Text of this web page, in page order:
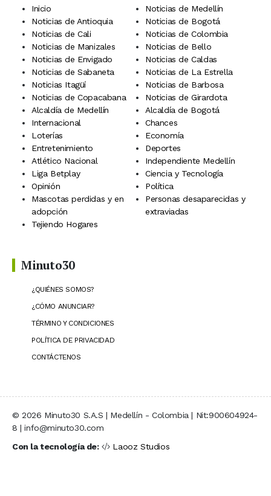
Inicio
Noticias de Medellín
Noticias de Antioquia
Noticias de Bogotá
Noticias de Cali
Noticias de Colombia
Noticias de Manizales
Noticias de Bello
Noticias de Envigado
Noticias de Caldas
Noticias de Sabaneta
Noticias de La Estrella
Noticias Itagüí
Noticias de Barbosa
Noticias de Copacabana
Noticias de Girardota
Alcaldía de Medellín
Alcaldía de Bogotá
Internacional
Chances
Loterías
Economía
Entretenimiento
Deportes
Atlético Nacional
Independiente Medellín
Liga Betplay
Ciencia y Tecnología
Opinión
Política
Mascotas perdidas y en
adopción
Personas desaparecidas y
extraviadas
Tejiendo Hogares
Minuto30
¿QUIÉNES SOMOS?
¿CÓMO ANUNCIAR?
TÉRMINO Y CONDICIONES
POLÍTICA DE PRIVACIDAD
CONTÁCTENOS
© 2026 Minuto30 S.A.S | Medellín - Colombia | Nit:900604924-
8 | info@minuto30.com
Con la tecnología de:
Laooz Studios